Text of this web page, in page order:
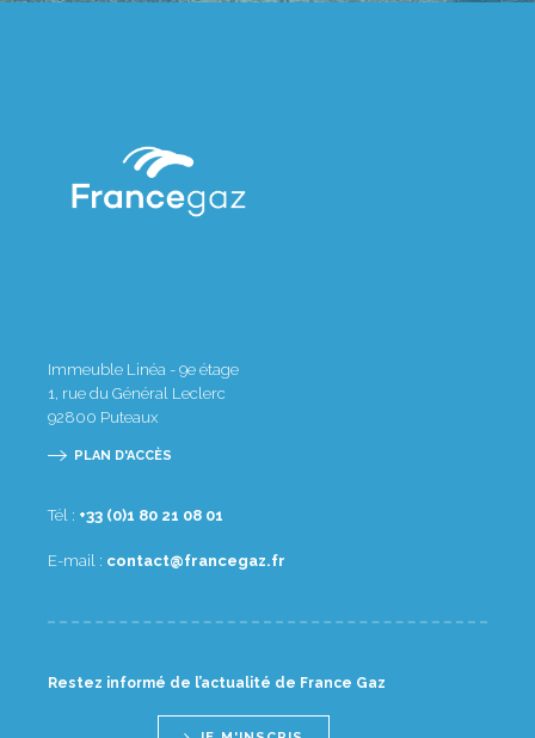
Immeuble Linéa - 9e étage
1, rue du Général Leclerc
92800 Puteaux
PLAN D'ACCÈS
Tél : 10 80 12 08 1(0) 33+
E-mail : rf.zagecnarf@tcatnoc
Restez informé de l’actualité de France Gaz